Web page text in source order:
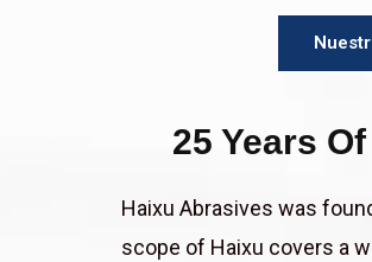
25 Years
Haixu Abrasives was
scope of Haixu covers a